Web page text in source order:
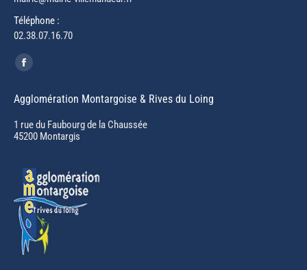
Téléphone :
02.38.07.16.70
Trouvez nous sur :
Facebook
opens
in
new
Agglomération Montargoise & Rives du Loing
1 rue du Faubourg de la Chaussée
45200 Montargis